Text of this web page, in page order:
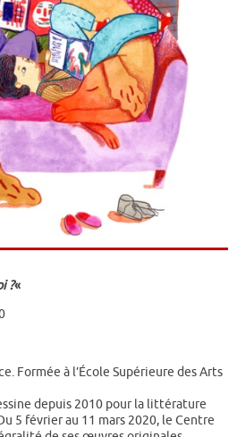
?«
Formée à l’École Supérieure des Arts
depuis 2010 pour la littérature
5 février au 11 mars 2020, le Centre